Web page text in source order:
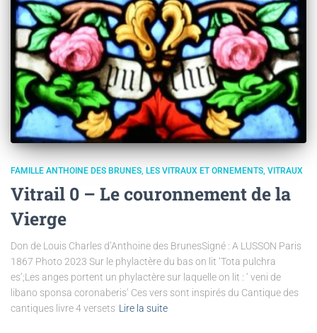
FAMILLE ANTHOINE DES BRUNES LES VITRAUX ET ORNEMENTS VITRAUX
Vitrail 0 – Le couronnement de la
Vierge
Don de Louis Charles d’Anthoine des BrunesSigné : A LUSSON Paris
1867 Photo 2023 Sur le phylactère du bas on lit ‘Tota pulchra
es’;Les anges portent un phylactère sur laquelle on lit : ‘ veni de
libano sponsa coronaberis‘ Ces vers sont inspirés du Cantique des
cantiques livre 4 versets Lire la suite